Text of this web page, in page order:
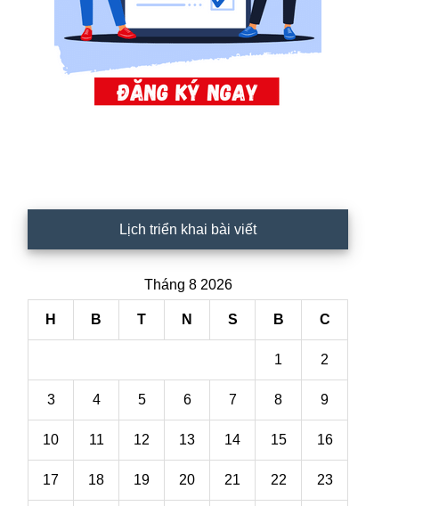
Lịch triển khai bài viết
Tháng 8 2026
H B T N S B C
1 2
3 4 5 6 7 8 9
10 11 12 13 14 15 16
17 18 19 20 21 22 23